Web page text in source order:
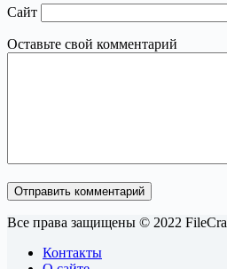
Сайт
Оставьте свой комментарий
Отправить комментарий
Все права защищены © 2022
Контакты